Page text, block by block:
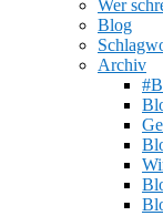
Wer
Blog
Archiv